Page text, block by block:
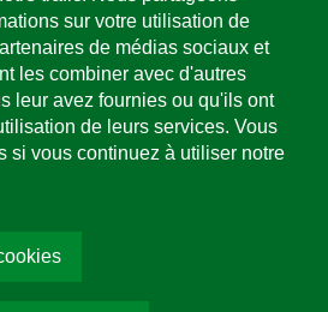
sur votre utilisation de
de médias sociaux et
les combiner avec d'autres
leur avez fournies ou qu'ils ont
de leurs services. Vous
si vous continuez à utiliser notre
Choisir la couleur:
(0)781 508-0
Adresse e-mail